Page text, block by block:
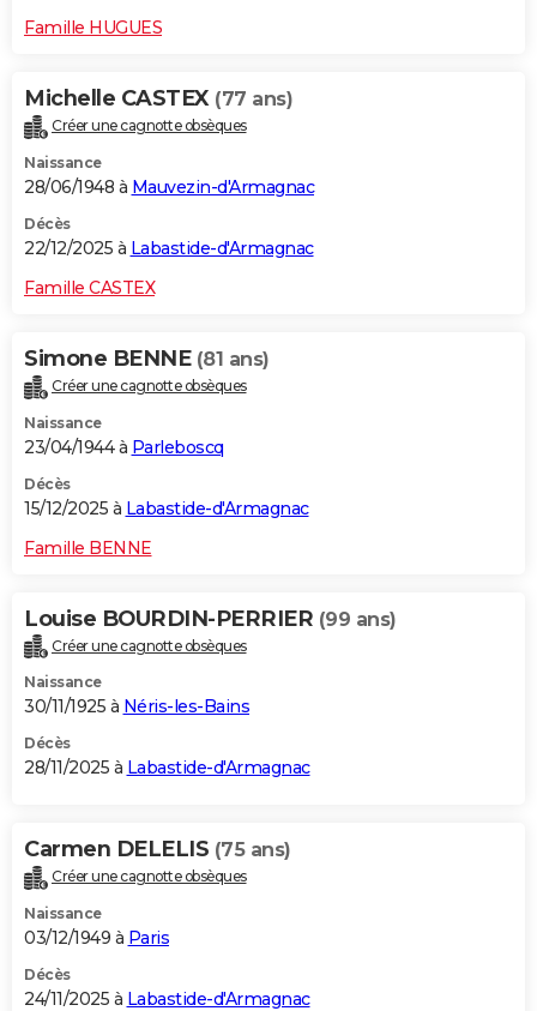
Famille HUGUES
Michelle CASTEX (77 ans)
Créer une cagnotte obsèques
Naissance
28/06/1948 à Mauvezin-d'Armagnac
Décès
22/12/2025 à Labastide-d'Armagnac
Famille CASTEX
Simone BENNE (81 ans)
Créer une cagnotte obsèques
Naissance
23/04/1944 à Parleboscq
Décès
15/12/2025 à Labastide-d'Armagnac
Famille BENNE
Louise BOURDIN-PERRIER (99 ans)
Créer une cagnotte obsèques
Naissance
30/11/1925 à Néris-les-Bains
Décès
28/11/2025 à Labastide-d'Armagnac
Carmen DELELIS (75 ans)
Créer une cagnotte obsèques
Naissance
03/12/1949 à Paris
Décès
24/11/2025 à Labastide-d'Armagnac